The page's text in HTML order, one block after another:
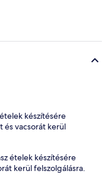
készítésére
vacsorát kerül
ételek készítésére
kerül felszolgálásra.